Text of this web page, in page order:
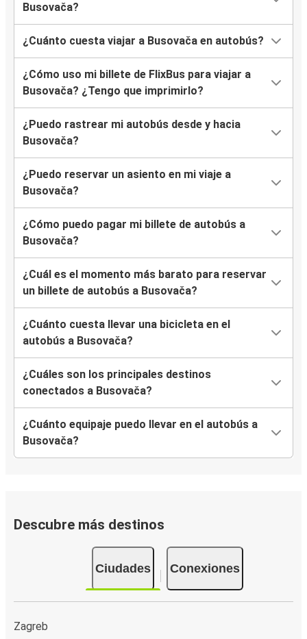
Busovača?
¿Cuánto cuesta viajar a Busovača en autobús?
¿Cómo uso mi billete de FlixBus para viajar a
Busovača? ¿Tengo que imprimirlo?
¿Puedo rastrear mi autobús desde y hacia
Busovača?
¿Puedo reservar un asiento en mi viaje a
Busovača?
¿Cómo puedo pagar mi billete de autobús a
Busovača?
¿Cuál es el momento más barato para reservar
un billete de autobús a Busovača?
¿Cuánto cuesta llevar una bicicleta en el
autobús a Busovača?
¿Cuáles son los principales destinos
conectados a Busovača?
¿Cuánto equipaje puedo llevar en el autobús a
Busovača?
Descubre más destinos
Ciudades Conexiones
Zagreb